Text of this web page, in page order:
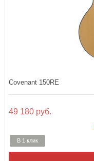
Covenant 150RE
49 180 руб.
В 1 клик